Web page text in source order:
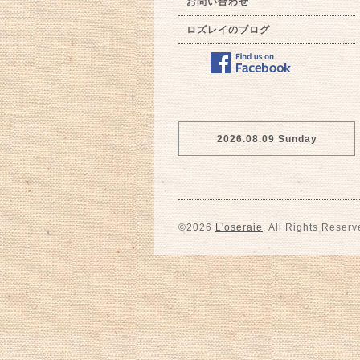
ロズレイのブログ
2026.08.09 Sunday
©2026 L'oseraie . All Rights